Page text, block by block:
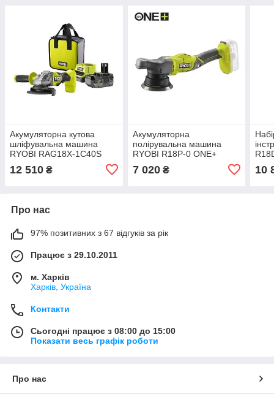
Акумуляторна кутова
шліфувальна машина
RYOBI RAG18X-1C40S
12 510 ₴
Акумуляторна
полірувальна машина
RYOBI R18P-0 ONE+
7 020₴
та 2
10
Про нас
97% позитивних з 67 відгуків за рік
Працює з 29.10.2011
м. Харків
Харків, Україна
Контакти
Сьогодні працює з 08:00 до 15:00
Показати весь графік роботи
Про нас